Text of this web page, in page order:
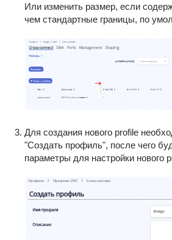
Или изменить размер, если
чем стандартные границы, по
Для создания нового profile
"Создать профиль", после чего
параметры для настройки нового